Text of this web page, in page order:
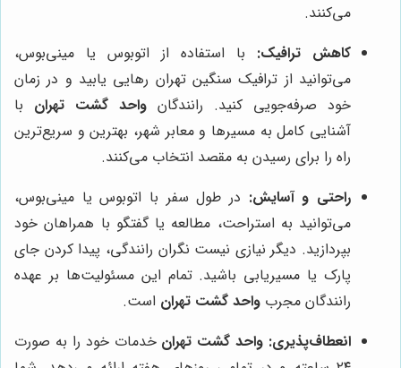
می‌کنند.
کاهش ترافیک: با استفاده از اتوبوس یا مینی‌بوس،
می‌توانید از ترافیک سنگین تهران رهایی یابید و در زمان
خود صرفه‌جویی کنید. رانندگان واحد گشت تهران با
آشنایی کامل به مسیرها و معابر شهر، بهترین و سریع‌ترین
راه را برای رسیدن به مقصد انتخاب می‌کنند.
راحتی و آسایش: در طول سفر با اتوبوس یا مینی‌بوس،
می‌توانید به استراحت، مطالعه یا گفتگو با همراهان خود
بپردازید. دیگر نیازی نیست نگران رانندگی، پیدا کردن جای
پارک یا مسیریابی باشید. تمام این مسئولیت‌ها بر عهده
رانندگان مجرب واحد گشت تهران است.
انعطاف‌پذیری: واحد گشت تهران خدمات خود را به صورت